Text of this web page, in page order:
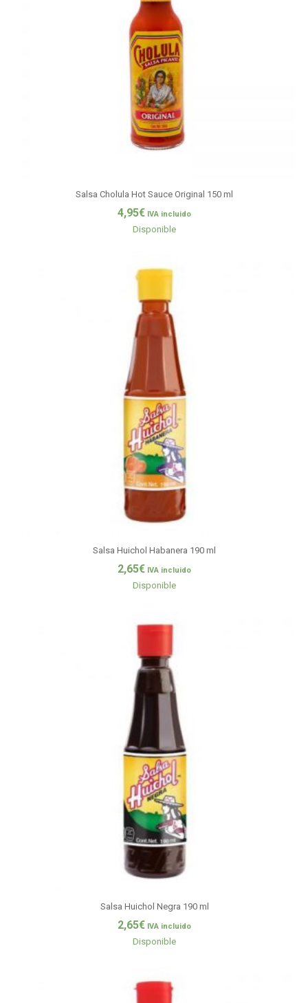
Salsa Cholula Hot Sauce Original 150 ml
4,95€ IVA incluido
Disponible
Salsa Huichol Habanera 190 ml
2,65€ IVA incluido
Disponible
Salsa Huichol Negra 190 ml
2,65€ IVA incluido
Disponible